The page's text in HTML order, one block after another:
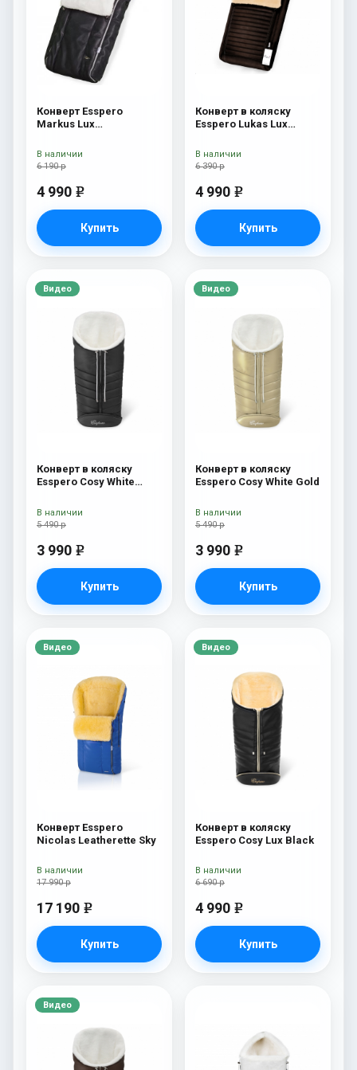
Конверт Esspero
Markus Lux
овечья шерсть) Black
6 190 р
4 990 e
Купить
В наличии
Конверт в коляску
Esspero Lukas Lux
шерсть) Brown
6 390 р
4 990 e
Купить
В наличии
Видео
Конверт в коляску
Esspero Cosy White
5 490 р
3 990 e
Купить
В наличии
Видео
Конверт в коляску
Esspero Cosy White Gold
5 490 р
3 990 e
Купить
В наличии
Видео
Конверт Esspero
Nicolas Leatherette Sky
17 990 р
17 190 e
Купить
В наличии
Видео
Конверт в коляску
Esspero Cosy Lux Black
6 690 р
4 990 e
Купить
В наличии
Видео